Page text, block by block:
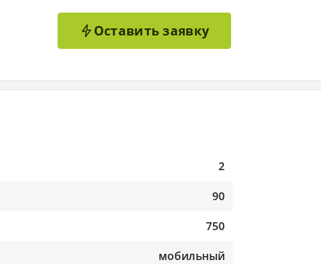
Оставить заявку
2
90
750
мобильный